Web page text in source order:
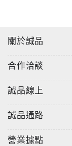
關於誠品
合作洽談
誠品線上
誠品通路
營業據點